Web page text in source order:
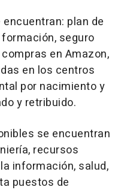
plan de
seguro
en Amazon,
en los centros
por nacimiento y
y retribuido.
se encuentran
recursos
información, salud,
puestos de